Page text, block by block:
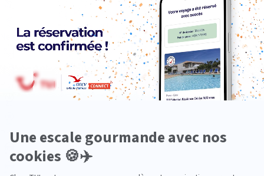
Neige
Plongée
Premium